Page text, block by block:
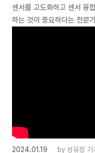
센서를 고도화하고 센서 융
하는 것이 중요하다는 전문
2024.01.19 by 성유창 기